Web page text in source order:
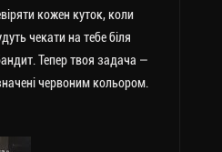
кожен куток, коли
чекати на тебе біля
Тепер твоя задача —
червоним кольором.